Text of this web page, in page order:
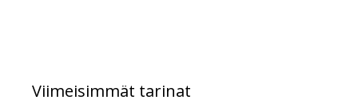
Viimeisimmät tarinat